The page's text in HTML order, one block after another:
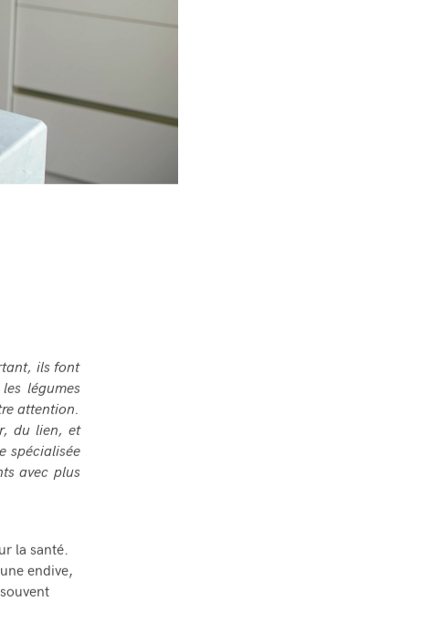
ils font
légumes
attention.
du lien, et
spécialisée
avec plus
la santé.
endive,